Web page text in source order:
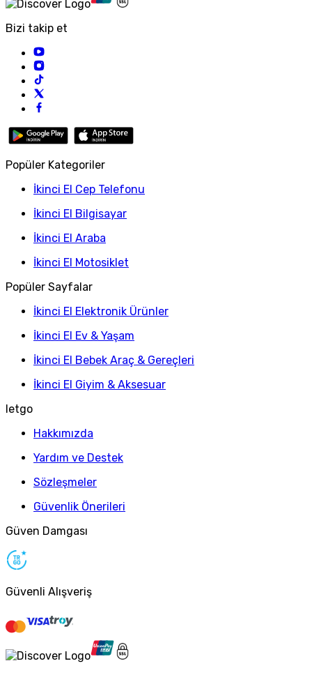
Bizi takip et
Popüler Kategoriler
İkinci El Cep Telefonu
İkinci El Bilgisayar
İkinci El Araba
İkinci El Motosiklet
Popüler Sayfalar
İkinci El Elektronik Ürünler
İkinci El Ev & Yaşam
İkinci El Bebek Araç & Gereçleri
İkinci El Giyim & Aksesuar
letgo
Hakkımızda
Yardım ve Destek
Sözleşmeler
Güvenlik Önerileri
Güven Damgası
Güvenli Alışveriş